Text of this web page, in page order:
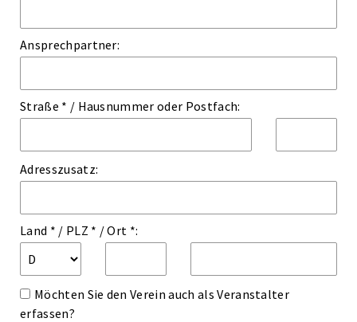
Ansprechpartner:
Straße * / Hausnummer oder Postfach:
Adresszusatz:
Land * / PLZ * /Ort *:
Möchten Sie den Verein auch als Veranstalter
erfassen?